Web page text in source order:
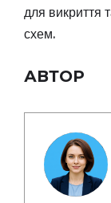
для викриття
схем.
АВТОР